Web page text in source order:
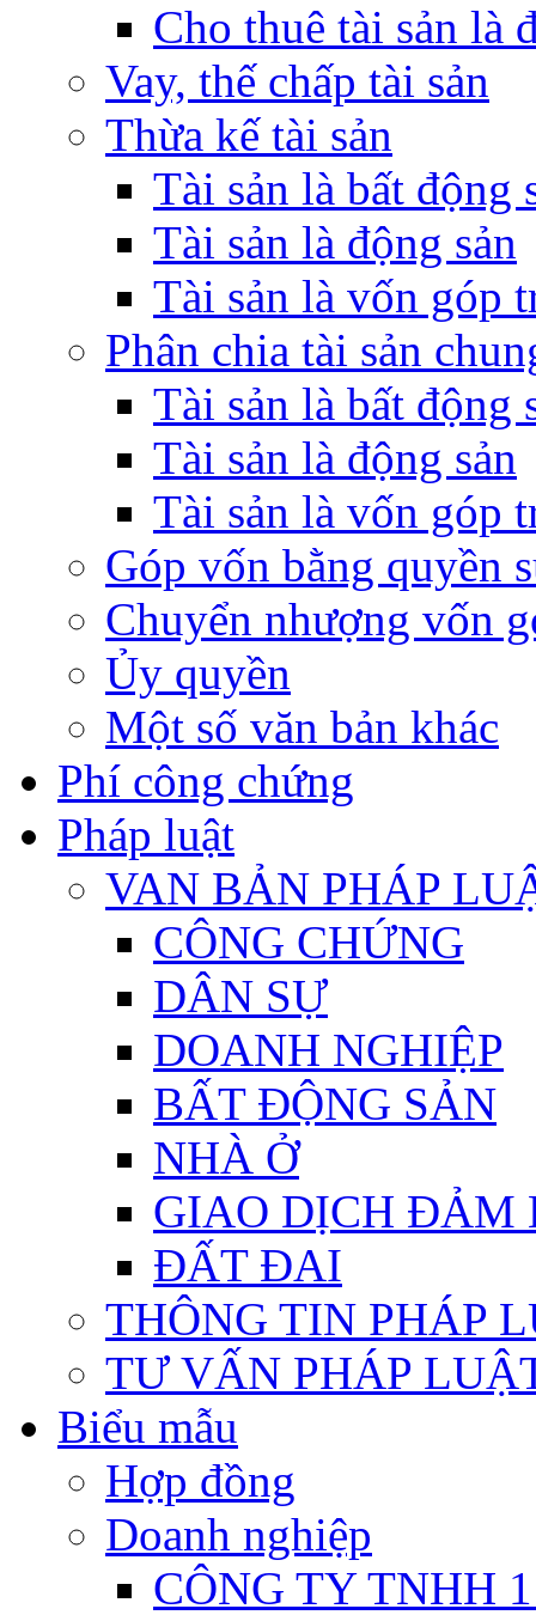
Cho thuê tài sản là
Vay, thế chấp tài sản
Thừa kế tài sản
Tài sản là bất động
Tài sản là động sản
Tài sản là vốn góp
Phân chia tài sản
Tài sản là bất động
Tài sản là động sản
Tài sản là vốn góp
Góp vốn bằng quyền
Chuyển nhượng vốn
Ủy quyền
Một số văn bản khác
Phí công chứng
Pháp luật
VAN BẢN PHÁP
CÔNG CHỨNG
DÂN SỰ
DOANH NGHIỆP
BẤT ĐỘNG SẢN
NHÀ Ở
GIAO DỊCH ĐẢM
ĐẤT ĐAI
THÔNG TIN PHÁP
TƯ VẤN PHÁP
Biểu mẫu
Hợp đồng
Doanh nghiệp
CÔNG TY TNHH